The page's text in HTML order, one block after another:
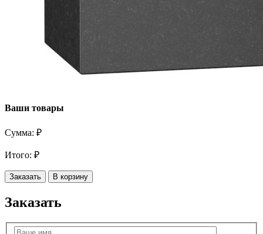
Ваши товары
Сумма: ₽
Итого: ₽
Заказать В корзину
Заказать